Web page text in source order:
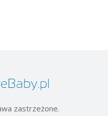
zastrzeżone.